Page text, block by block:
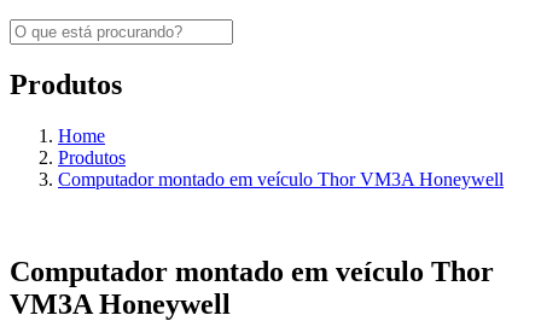
Produtos
Home
Produtos
Computador montado em veículo Thor VM3A Honeywell
Computador montado em veículo Thor
VM3A Honeywell